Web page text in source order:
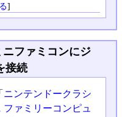
]
ニファミコンにジ
接続
ニンテンドークラシ
ファミリーコンピュ